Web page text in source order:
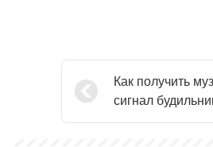
Как получить
сигнал
бесплатно